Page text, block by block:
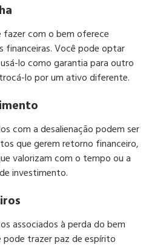
fazer com o bem oferece
financeiras. Você pode optar
lo como garantia para outro
lo por um ativo diferente.
com a desalienação podem ser
que gerem retorno financeiro,
valorizam com o tempo ou a
investimento.
associados à perda do bem
pode trazer paz de espírito